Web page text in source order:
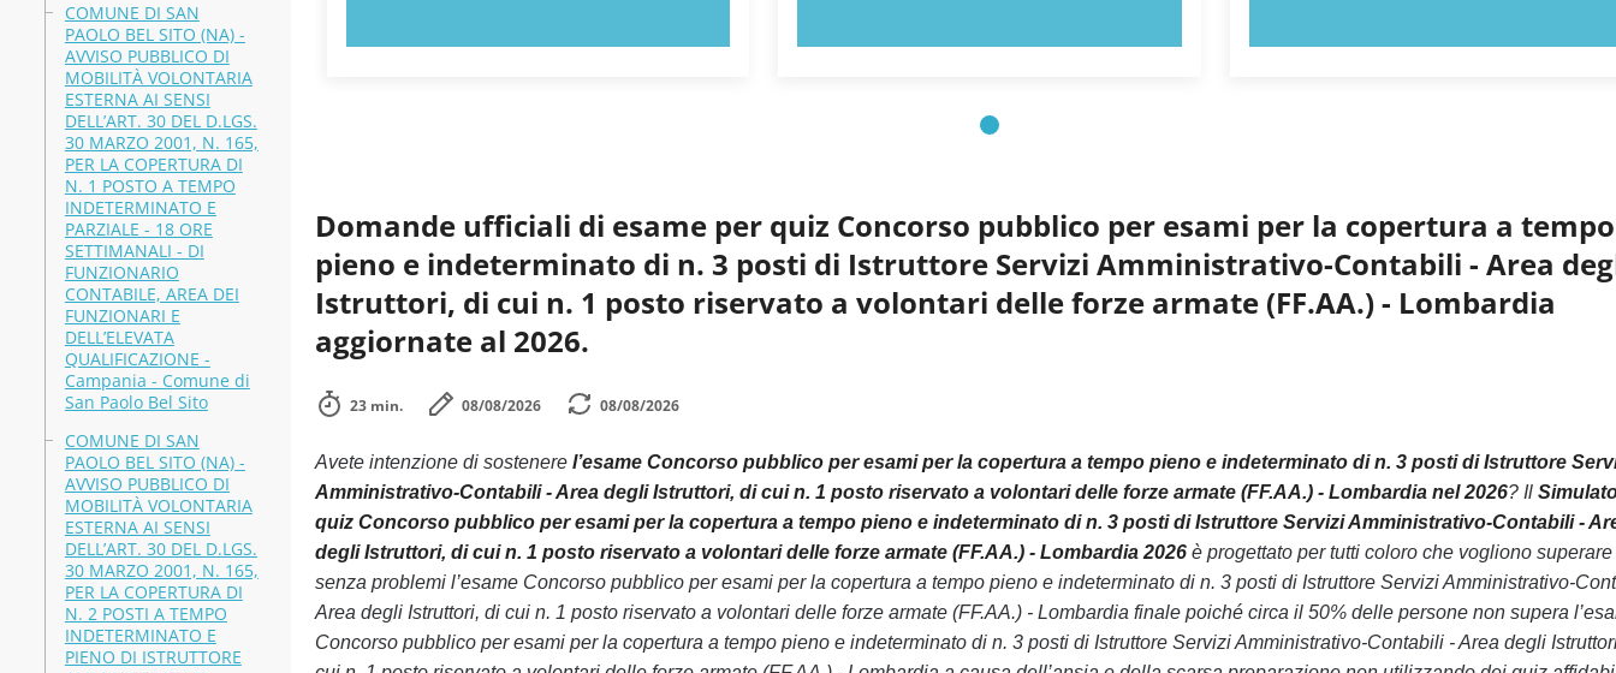
COMUNE DI SAN
PAOLO BEL SITO (NA) -
AVVISO PUBBLICO DI
MOBILITÀ VOLONTARIA
ESTERNA AI SENSI
DELL’ART. 30 DEL D.LGS.
30 MARZO 2001, N. 165,
PER LA COPERTURA DI
N. 1 POSTO A TEMPO
INDETERMINATO E
PARZIALE - 18 ORE
SETTIMANALI - DI
FUNZIONARIO
CONTABILE, AREA DEI
FUNZIONARI E
DELL’ELEVATA
QUALIFICAZIONE -
Campania - Comune di
San Paolo Bel Sito
COMUNE DI SAN
PAOLO BEL SITO (NA) -
AVVISO PUBBLICO DI
MOBILITÀ VOLONTARIA
ESTERNA AI SENSI
DELL’ART. 30 DEL D.LGS.
30 MARZO 2001, N. 165,
PER LA COPERTURA DI
N. 2 POSTI A TEMPO
INDETERMINATO E
PIENO DI ISTRUTTORE
Domande ufficiali di esame per quiz Concorso pubblico per esami per la copertura a tempo
pieno e indeterminato di n. 3 posti di Istruttore Servizi Amministrativo-Contabili - Area
Istruttori, di cui n. 1 posto riservato a volontari delle forze armate (FF.AA.) - Lombardia
aggiornate al 2026.
23 min. 08/08/2026 08/08/2026
Avete intenzione di sostenere l’esame Concorso pubblico per esami per la copertura a tempo pieno e indeterminato di n. 3 posti di Istruttore
Amministrativo-Contabili - Area degli Istruttori, di cui n. 1 posto riservato a volontari delle forze armate (FF.AA.) - Lombardia nel 2026? Il
quiz Concorso pubblico per esami per la copertura a tempo pieno e indeterminato di n. 3 posti di Istruttore Servizi Amministrativo-Contabili -
degli Istruttori, di cui n. 1 posto riservato a volontari delle forze armate (FF.AA.) - Lombardia 2026è progettato per tutti coloro che vogliono superare
senza problemi l’esame Concorso pubblico per esami per la copertura a tempo pieno e indeterminato di n. 3 posti di Istruttore Servizi Amministrativo-
Area degli Istruttori, di cui n. 1 posto riservato a volontari delle forze armate (FF.AA.) - Lombardia finale poiché circa il 50% delle persone non supera
Concorso pubblico per esami per la copertura a tempo pieno e indeterminato di n. 3 posti di Istruttore Servizi Amministrativo-Contabili - Area degli